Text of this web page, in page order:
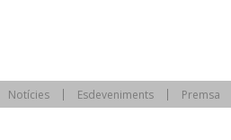
Notícies Esdeveniments Premsa